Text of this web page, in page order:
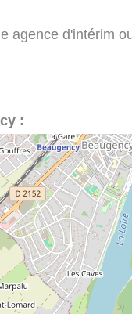
agence d'intérim
: